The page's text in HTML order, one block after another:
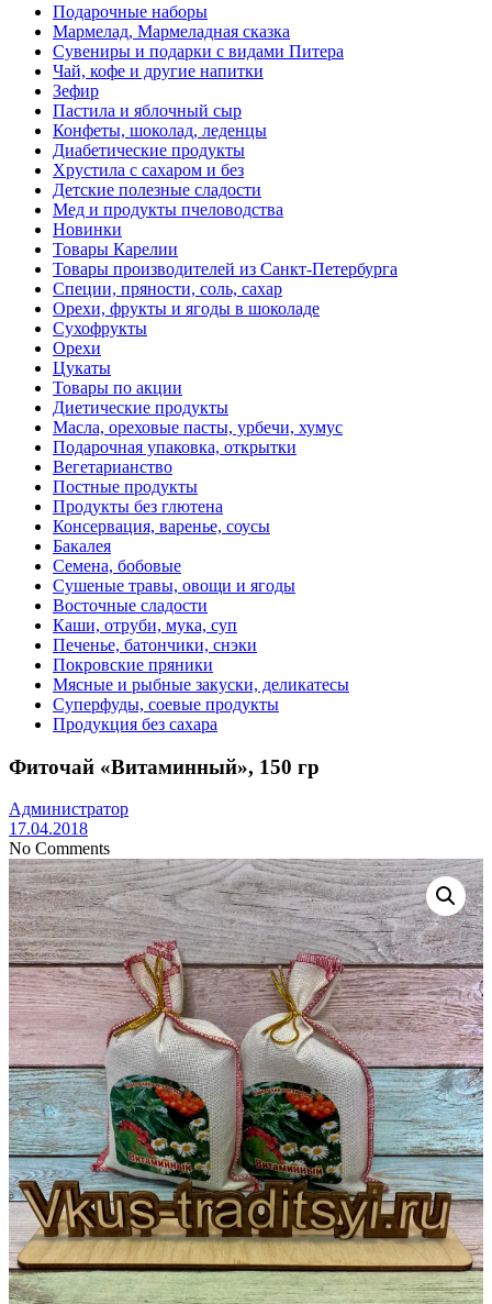
Подарочные наборы
Мармелад, Мармеладная сказка
Сувениры и подарки с видами Питера
Чай, кофе и другие напитки
Зефир
Пастила и яблочный сыр
Конфеты, шоколад, леденцы
Диабетические продукты
Хрустила с сахаром и без
Детские полезные сладости
Мед и продукты пчеловодства
Новинки
Товары Карелии
Товары производителей из Санкт-Петербурга
Специи, пряности, соль, сахар
Орехи, фрукты и ягоды в шоколаде
Сухофрукты
Орехи
Цукаты
Товары по акции
Диетические продукты
Масла, ореховые пасты, урбечи, хумус
Подарочная упаковка, открытки
Вегетарианство
Постные продукты
Продукты без глютена
Консервация, варенье, соусы
Бакалея
Семена, бобовые
Сушеные травы, овощи и ягоды
Восточные сладости
Каши, отруби, мука, суп
Печенье, батончики, снэки
Покровские пряники
Мясные и рыбные закуски, деликатесы
Суперфуды, соевые продукты
Продукция без сахара
Фиточай «Витаминный», 150 гр
Администратор
17.04.2018
No Comments